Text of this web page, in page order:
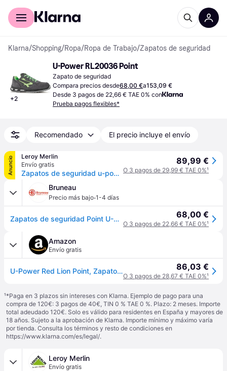
Comprar con Klarna
Klarna/Shopping/Ropa/Ropa de Trabajo/Zapatos de seguridad
+2
U-Power RL20036 Point
Zapato de seguridad
Compara precios desde68,00 €a153,09 €
Desde 3 pagos de 22,66 € TAE 0% con
Prueba pagos flexibles*
Recomendado El precio incluye el envío
Anuncio
Leroy Merlin
Envío gratis
Zapatos de seguridad u-power verde s1 point t42
89,99 €
O 3 pagos de 29,99 € TAE 0%¹
Bruneau
Precio más bajo·1-4 días
Zapatos de seguridad Point U-Power S1PS FO SR 68,00 €
O 3 pagos de 22,66 € TAE 0%¹
Amazon
Envío gratis
U-Power Red Lion Point, Zapatos de Seguridad Unisex, Ligeros, Flexibles, de Cuero antipinchazos, con Inserto Infinergy, con Puntera de Aluminio - Grey & Green 86,03 €
O 3 pagos de 28,67 € TAE 0%¹
¹*Paga en 3 plazos sin intereses con Klarna. Ejemplo de pago para una
compra de 120€: 3 pagos de 40€, TIN 0 % TAE 0 %. Plazo: 2 meses. Importe
total adeudado 120€. Solo es válido para residentes en España y mayores de
18 años. Sujeto a la aprobación de Klarna. Importe mínimo y máximo varía
por tienda. Consulta los términos y resto de condiciones en
https://www.klarna.com/es/legal/.
Leroy Merlin
Envío gratis